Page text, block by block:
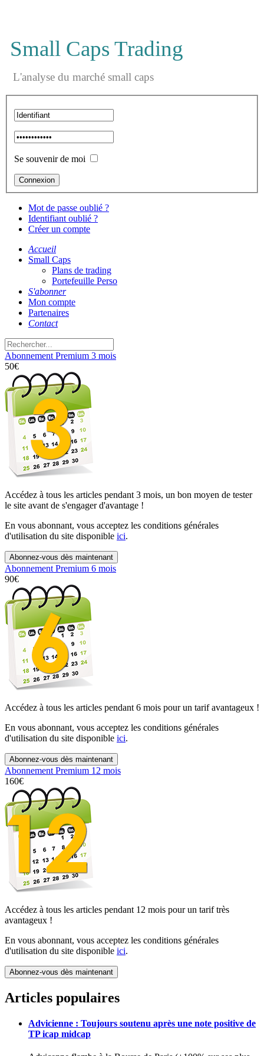
Small Caps Trading
L'analyse du marché small caps
Se souvenir de moi
Mot de passe oublié ?
Identifiant oublié ?
Créer un compte
Accueil
Small Caps
Plans de trading
Portefeuille Perso
S'abonner
Mon compte
Partenaires
Contact
Abonnement Premium 3 mois
50€
Accédez à tous les articles pendant 3 mois, un bon moyen de tester
le site avant de s'engager d'avantage !
En vous abonnant, vous acceptez les conditions générales
d'utilisation du site disponible ici.
Abonnez-vous dès maintenant
Abonnement Premium 6 mois
90€
Accédez à tous les articles pendant 6 mois pour un tarif avantageux !
En vous abonnant, vous acceptez les conditions générales
d'utilisation du site disponible ici.
Abonnez-vous dès maintenant
Abonnement Premium 12 mois
160€
Accédez à tous les articles pendant 12 mois pour un tarif très
avantageux !
En vous abonnant, vous acceptez les conditions générales
d'utilisation du site disponible ici.
Abonnez-vous dès maintenant
Articles populaires
Advicienne : Toujours soutenu après une note positive de
TP icap midcap